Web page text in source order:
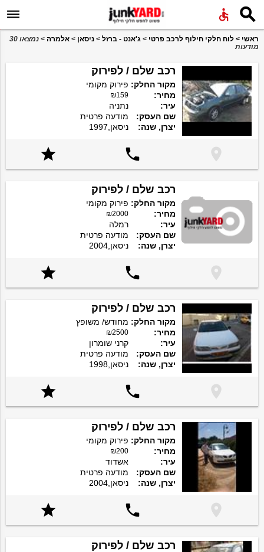
 
ראשי > לוח חלקי חילוף לרכב פרטי > ג'אנט - ברזל > ניסאן > אלמרה >
נמצאו 30
מודעות
רכב שלם / לפירוק
מקור החלק: פירוק מקומי
מחיר:
₪159
עיר:
נתניה
שם העסק:
מודעה פרטית
יצרן, שנה:
ניסאן,1997



רכב שלם / לפירוק
מקור החלק: פירוק מקומי
מחיר:
₪2000
עיר:
רמלה
שם העסק:
מודעה פרטית
יצרן, שנה:
ניסאן,2004



רכב שלם / לפירוק
מקור החלק: מחודש/ משופץ
מחיר:
₪2500
עיר:
קרני שומרון
שם העסק:
מודעה פרטית
יצרן, שנה:
ניסאן,1998



רכב שלם / לפירוק
מקור החלק: פירוק מקומי
מחיר:
₪200
עיר:
אשדוד
שם העסק:
מודעה פרטית
יצרן, שנה:
ניסאן,2004



רכב שלם / לפירוק